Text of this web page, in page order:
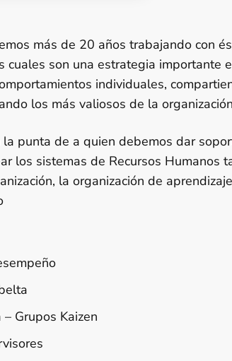
más de 20 años trabajando con
cuales son una estrategia importante
individuales,
los más valiosos de la
punta de a quien debemos dar
los sistemas de Recursos Humanos
la organización de
Grupos Kaizen